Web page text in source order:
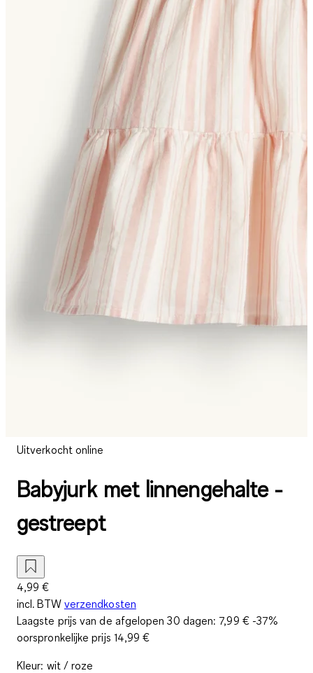
Uitverkocht online
Babyjurk met linnengehalte -
gestreept
4,99 €
incl. BTW verzendkosten
Laagste prijs van de afgelopen 30 dagen: 7,99 €-37%
oorspronkelijke prijs 14,99 €
Kleur: wit / roze